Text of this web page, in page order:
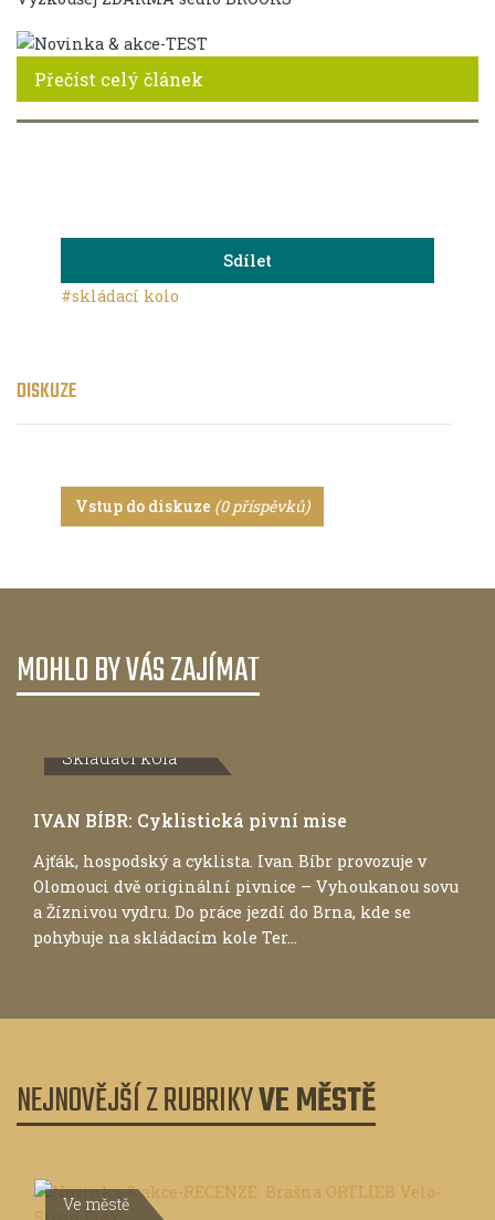
Přečíst celý článek
Sdílet
#skládací kolo
DISKUZE
Vstup do diskuze (0 příspěvků)
MOHLO BY VÁS ZAJÍMAT
Skládací kola
IVAN BÍBR: Cyklistická pivní mise
Ajťák, hospodský a cyklista. Ivan Bíbr provozuje v
Olomouci dvě originální pivnice – Vyhoukanou sovu
a Žíznivou vydru. Do práce jezdí do Brna, kde se
pohybuje na skládacím kole Ter...
NEJNOVĚJŠÍ Z RUBRIKYVE MĚSTĚ
Ve městě